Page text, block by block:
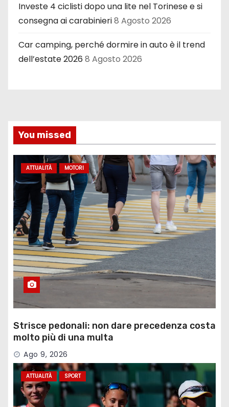
Investe 4 ciclisti dopo una lite nel Torinese e si
consegna ai carabinieri8 Agosto 2026
Car camping, perché dormire in auto è il trend
dell’estate 2026 8 Agosto 2026
You missed
ATTUALITÀ MOTORI
Strisce pedonali: non dare precedenza costa
molto più di una multa
Ago 9, 2026
ATTUALITÀ SPORT